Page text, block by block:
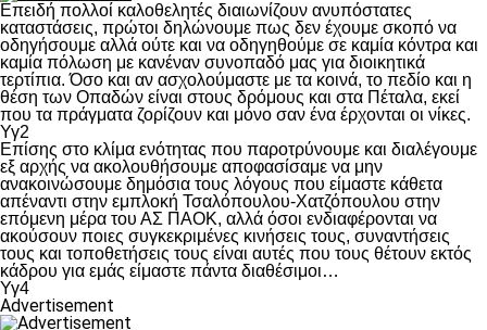
Επειδή πολλοί καλοθελητές διαιωνίζουν ανυπόστατες
καταστάσεις, πρώτοι δηλώνουμε πως δεν έχουμε σκοπό να
οδηγήσουμε αλλά ούτε και να οδηγηθούμε σε καμία κόντρα και
καμία πόλωση με κανέναν συνοπαδό μας για διοικητικά
τερτίπια. Όσο και αν ασχολούμαστε με τα κοινά, το πεδίο και η
θέση των Οπαδών είναι στους δρόμους και στα Πέταλα, εκεί
που τα πράγματα ζορίζουν και μόνο σαν ένα έρχονται οι νίκες.
Υγ2
Επίσης στο κλίμα ενότητας που παροτρύνουμε και διαλέγουμε
εξ αρχής να ακολουθήσουμε αποφασίσαμε να μην
ανακοινώσουμε δημόσια τους λόγους που είμαστε κάθετα
απέναντι στην εμπλοκή Τσαλόπουλου-Χατζόπουλου στην
επόμενη μέρα του ΑΣ ΠΑΟΚ, αλλά όσοι ενδιαφέρονται να
ακούσουν ποιες συγκεκριμένες κινήσεις τους, συναντήσεις
τους και τοποθετήσεις τους είναι αυτές που τους θέτουν εκτός
κάδρου για εμάς είμαστε πάντα διαθέσιμοι…
Υγ4
Advertisement